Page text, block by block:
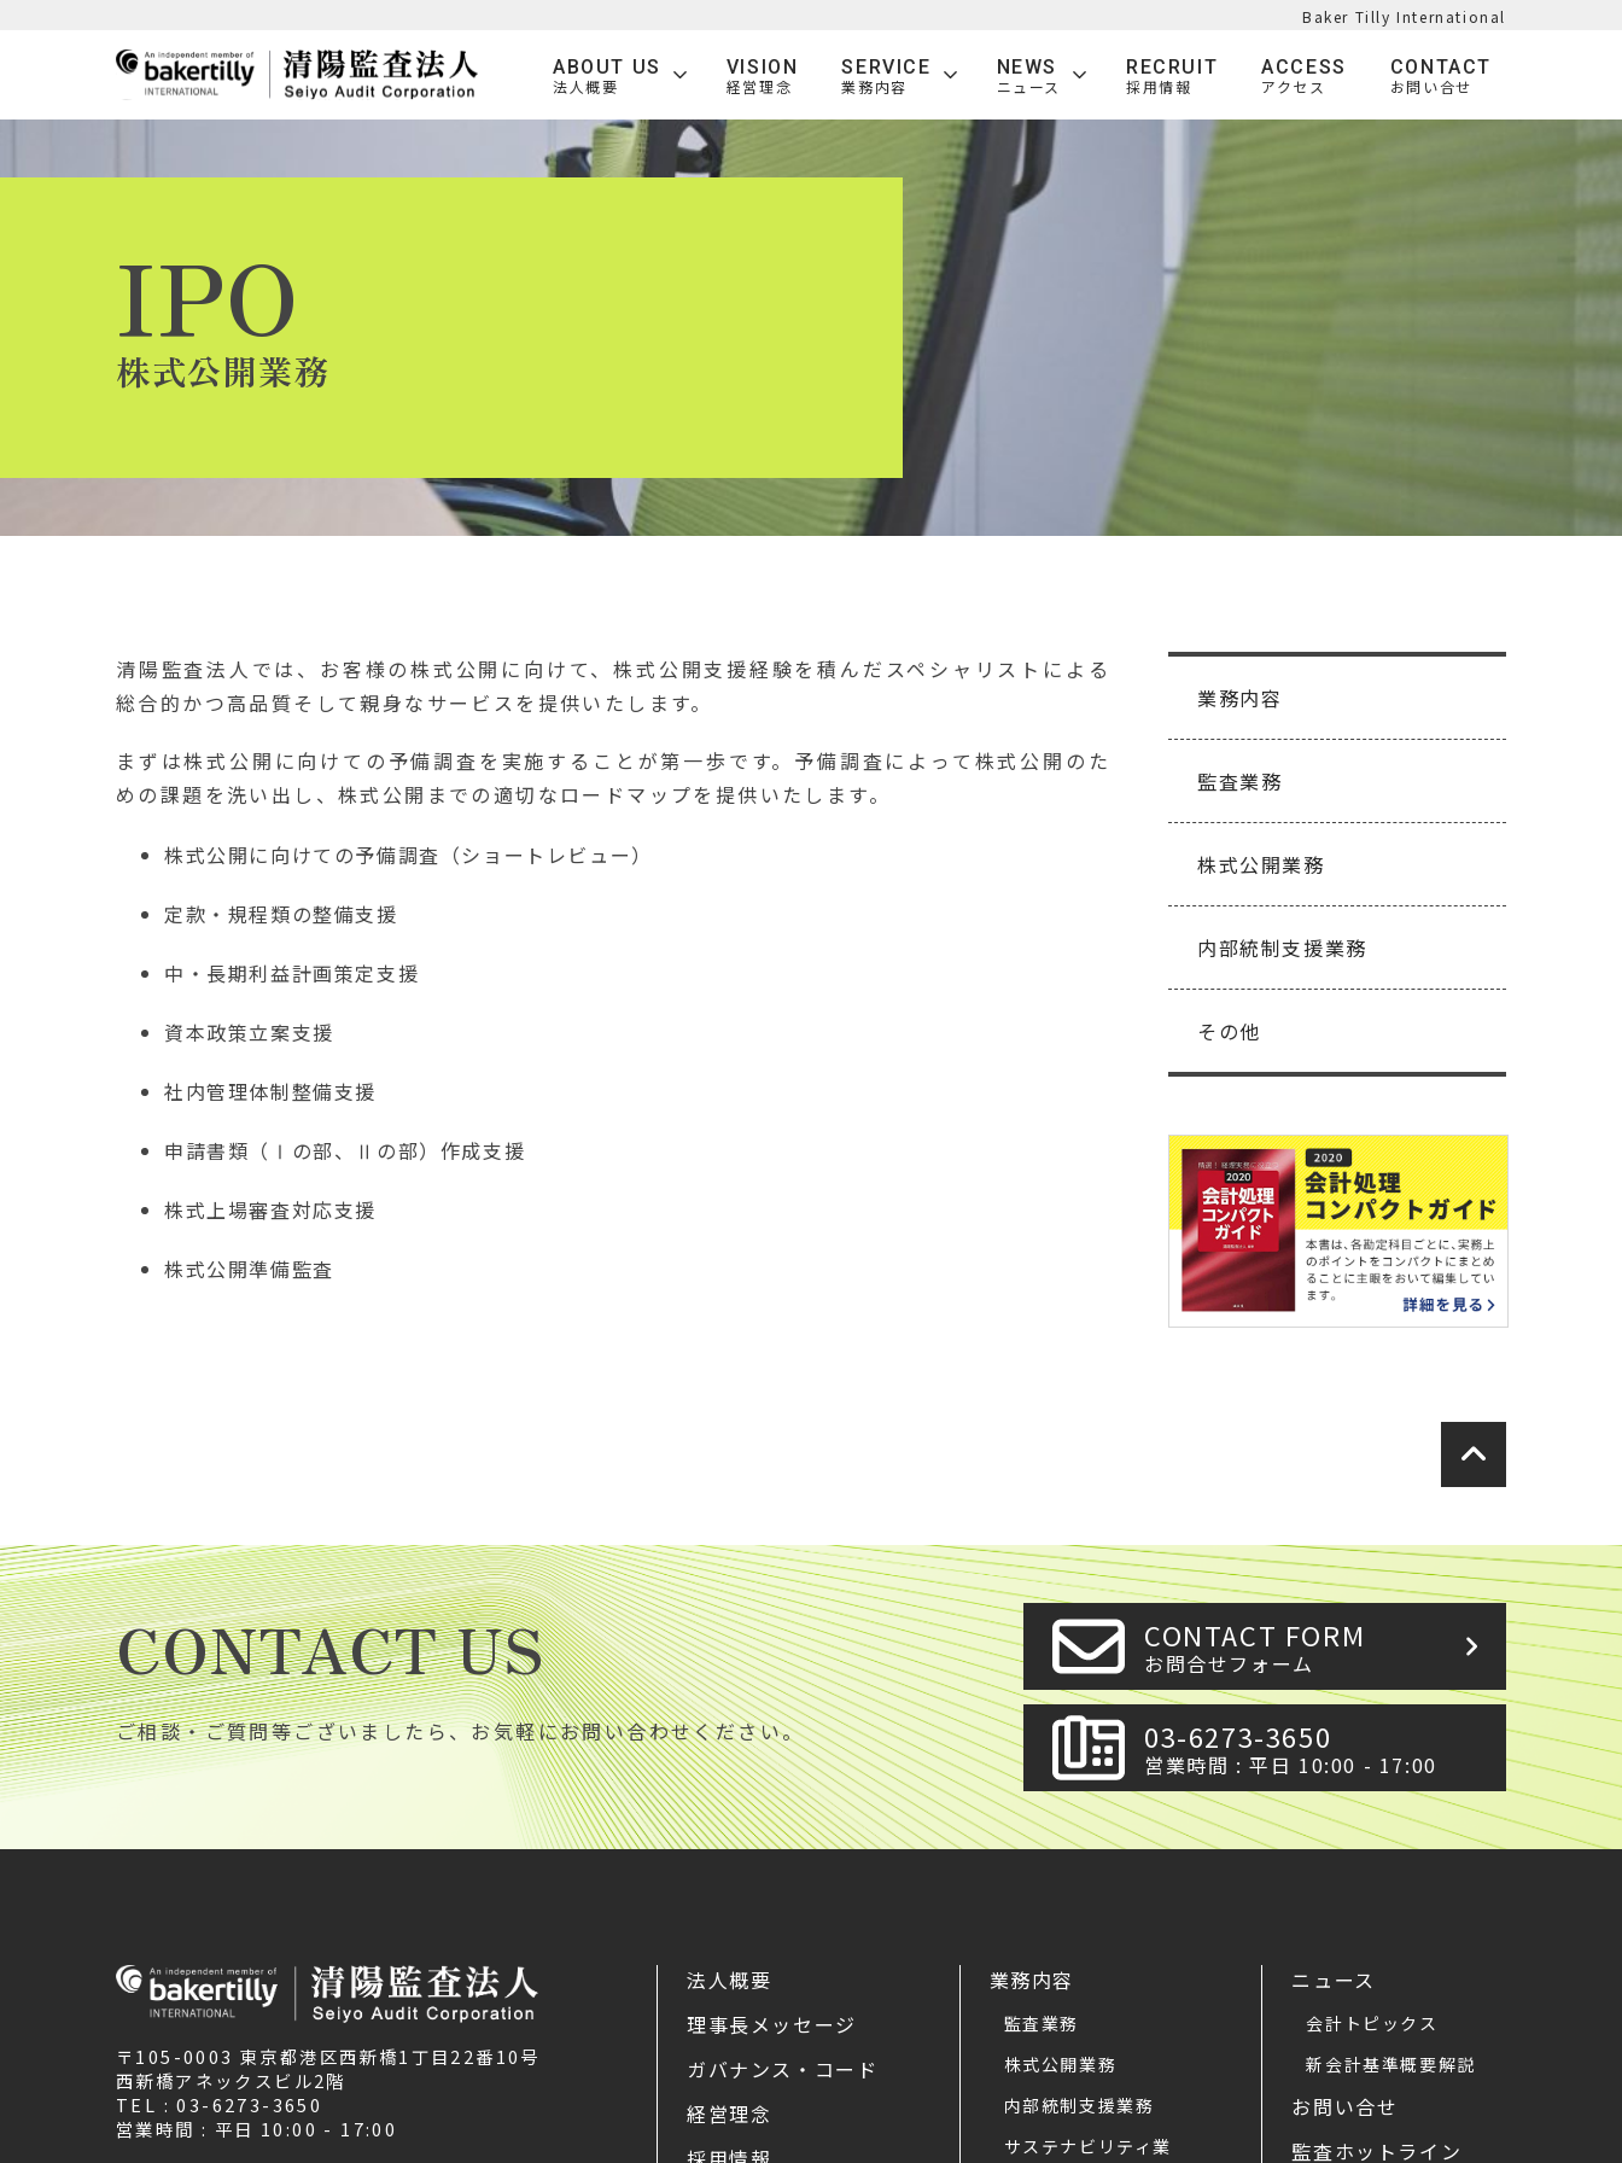
Baker Tilly International
ABOUT US
法人概要
VISION
経営理念
SERVICE
業務内容
NEWS
ニュース
RECRUIT
採用情報
ACCESS
アクセス
CONTACT
お問い合せ
IPO
株式公開業務
清陽監査法人では、お客様の株式公開に向けて、株式公開支援経験を積んだスペシャリストによる
総合的かつ高品質そして親身なサービスを提供いたします。
まずは株式公開に向けての予備調査を実施することが第一歩です。予備調査によって株式公開のた
めの課題を洗い出し、株式公開までの適切なロードマップを提供いたします。
株式公開に向けての予備調査（ショートレビュー）
定款・規程類の整備支援
中・長期利益計画策定支援
資本政策立案支援
社内管理体制整備支援
申請書類（Ⅰの部、Ⅱの部）作成支援
株式上場審査対応支援
株式公開準備監査
業務内容
監査業務
株式公開業務
内部統制支援業務
その他
CONTACT US
ご相談・ご質問等ございましたら、お気軽にお問い合わせください。
CONTACT FORM
お問合せフォーム
03-6273-3650
営業時間 : 平日 10:00 - 17:00
〒105-0003 東京都港区西新橋1丁目22番10号
西新橋アネックスビル2階
TEL : 03-6273-3650
営業時間 : 平日 10:00 - 17:00
法人概要
理事長メッセージ
ガバナンス・コード
経営理念
業務内容
監査業務
株式公開業務
内部統制支援業務
サステナビリティ業
ニュース
会計トピックス
新会計基準概要解説
お問い合せ
監査ホットライン